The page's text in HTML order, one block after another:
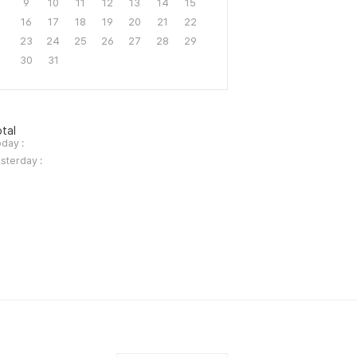
9
10 11 12 13 14
15
16
17 18 19 20 21
22
23
24 25 26 27 28
29
30
31
:
: